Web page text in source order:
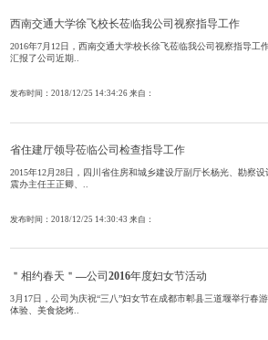
西南交通大学徐飞校长莅临我公司视察指导工作
2016年7月12日，西南交通大学校长徐飞莅临我公司视察指导工
汇报了公司近期..
发布时间：2018/12/25 14:34:26 来自：
省住建厅领导莅临公司检查指导工作
2015年12月28日，四川省住房和城乡建设厅副厅长杨光、勘察
震办主任王正卿、..
发布时间：2018/12/25 14:30:43 来自：
＂相约春天＂—公司2016年度妇女节活动
3月17日，公司为庆祝“三八”妇女节在成都市郫县三道堰举行春
体验、美食烧烤..